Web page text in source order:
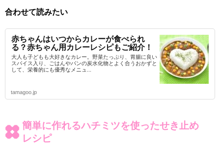
合わせて読みたい
赤ちゃんはいつからカレーが食べられ
る？赤ちゃん用カレーレシピもご紹介！
大人も子どもも大好きなカレー。野菜たっぷり、胃腸に良い
スパイス入り、ごはんやパンの炭水化物とよく合うおかずと
して、栄養的にも優秀なメニュ...
tamagoo.jp
簡単に作れるハチミツを使ったせき止め
レシピ